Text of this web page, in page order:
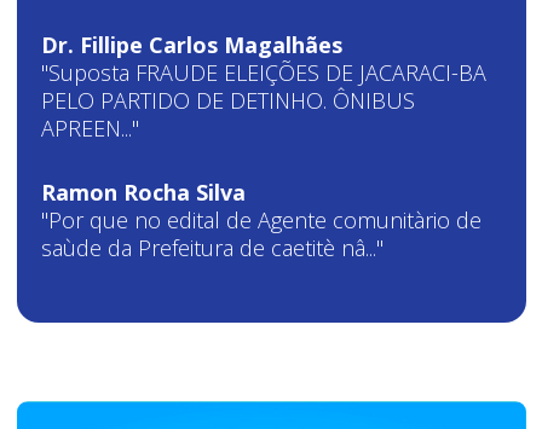
Dr. Fillipe Carlos Magalhães
"Suposta FRAUDE ELEIÇÕES DE JACARACI-BA
PELO PARTIDO DE DETINHO. ÔNIBUS
APREEN..."
Ramon Rocha Silva
"Por que no edital de Agente comunitàrio de
saùde da Prefeitura de caetitè nâ..."